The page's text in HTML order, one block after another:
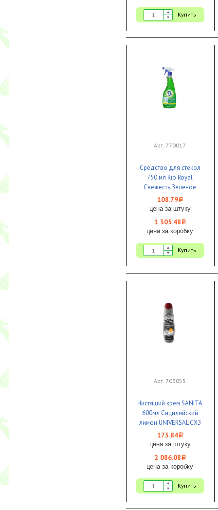
Купить
Арт. 770017
Средство для стекол
750 мл Rio Royal
Свежесть Зеленое
яблоко 1/12
108.79i
цена за штуку
1 305.48 i
цена за коробку
Купить
Арт. 703055
Чистящий крем SANITA
600мл Сицилийский
лимон UNIVERSAL СХЗ
1/12 ЧЗ
173.84i
цена за штуку
2 086.08 i
цена за коробку
Купить